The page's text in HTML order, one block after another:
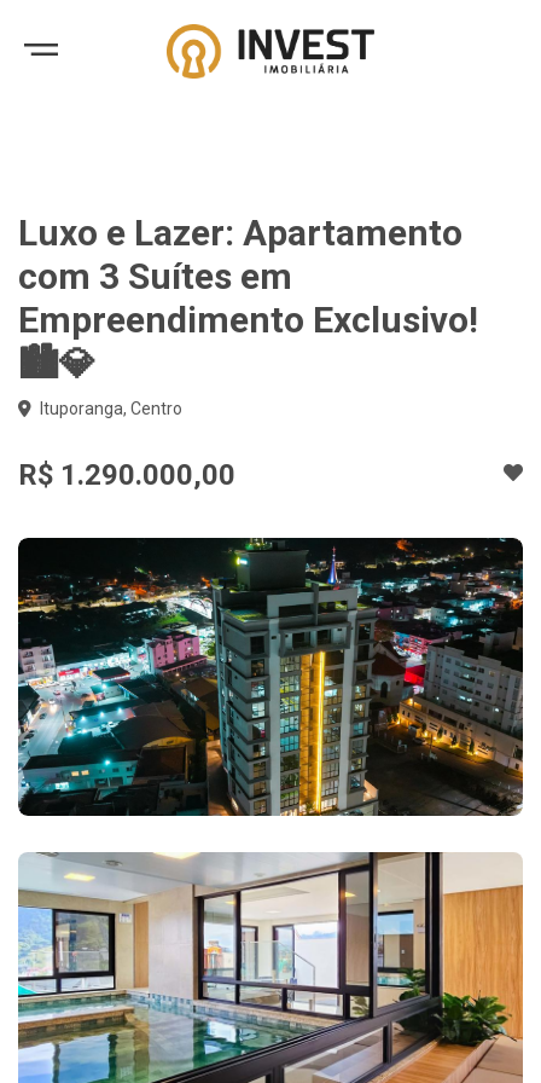
Luxo e Lazer: Apartamento
com 3 Suítes em
Empreendimento Exclusivo!
🏙️💎
Ituporanga, Centro
R$ 1.290.000,00